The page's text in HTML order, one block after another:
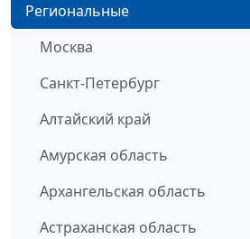
Региональные
Москва
Санкт-Петербург
Алтайский край
Амурская область
Архангельская область
Астраханская область